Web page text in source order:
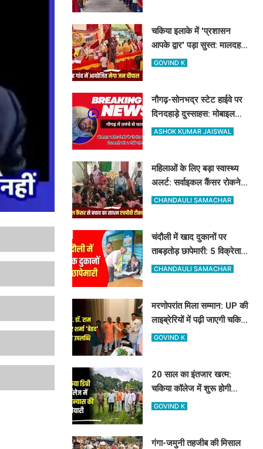
चकिया इलाके में 'प्रशासन
आपके द्वार' पड़ा सुस्त: मालदह
गांव की मेगा जन चौपाल में नहीं
GOVIND K
नौगढ़-सोनभद्र स्टेट हाईवे पर
दिनदहाड़े दुस्साहस: मोबाइल
व्यवसायी पर तमंचे से फायरिंग,
ASHOK KUMAR JAISWAL
महिलाओं के लिए बड़ा स्वास्थ्य
अलर्ट: सर्वाइकल कैंसर रोकने
के लिए मुफ्त लग रहा HPV का
CHANDAULI SAMACHAR
चंदौली में खाद दुकानों पर
ताबड़तोड़ छापेमारी: 5 विक्रेताओं
को नोटिस, 10 सैंपल लिए गए
CHANDAULI SAMACHAR
मरणोपरांत मिला सम्मान: UP की
लाइब्रेरियों में पढ़ी जाएगी चकिया
के शिक्षक स्व. डॉ. राम किशोर
GOVIND K
20 साल का इंतजार खत्म:
चकिया कॉलेज में शुरू होगी
साइंस की पढ़ाई, विधायक और
GOVIND K
गंगा-जमुनी तहजीब की मिसाल